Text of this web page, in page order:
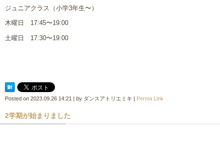
ジュニアクラス（小学3年生〜）
木曜日 17:45〜19:00
土曜日 17:30〜19:00
Posted on 2023.09.26 14:21 | by ダンスアトリエミキ | Perma Link
2学期が始まりました